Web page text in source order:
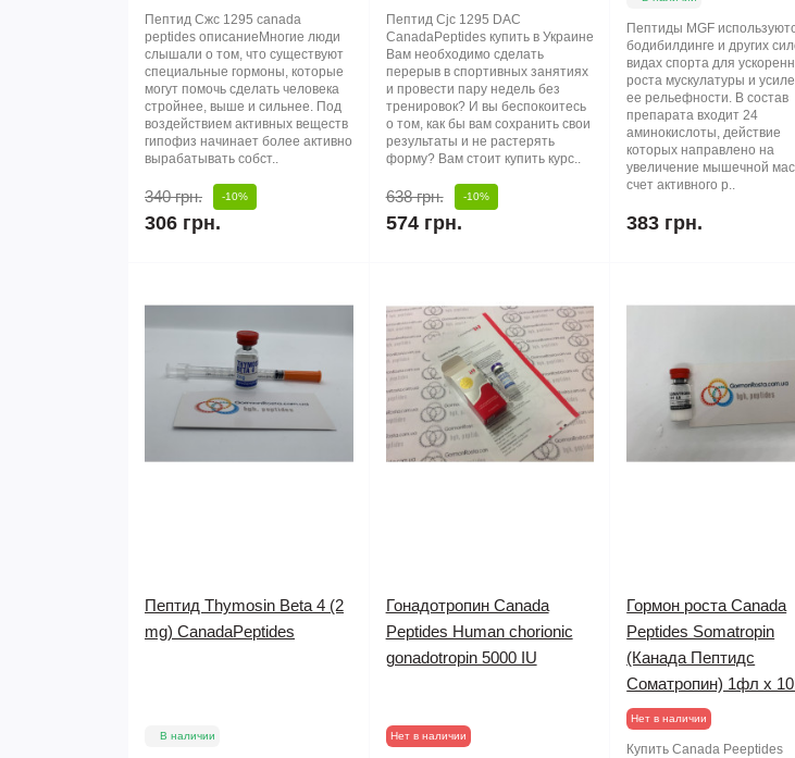
Пептид Сжс 1295 canada
peptides описаниеМногие люди
слышали о том, что существуют
специальные гормоны, которые
могут помочь сделать человека
стройнее, выше и сильнее. Под
воздействием активных веществ
гипофиз начинает более активно
вырабатывать собст..
340 грн. -10%
306 грн.
Пептид Cjc 1295 DAC
CanadaPeptides купить в Украине
Вам необходимо сделать
перерыв в спортивных занятиях
и провести пару недель без
тренировок? И вы беспокоитесь
о том, как бы вам сохранить свои
результаты и не растерять
форму? Вам стоит купить курс..
638 грн. -10%
574 грн.
Пептиды MGF
бодибилдинге и других
видах спорта для
роста мускулатуры и
ее рельефности. В состав
препарата входит 24
аминокислоты, действие
которых направлено на
увеличение мышечной
счет активного р..
383 грн.
Пептид Thymosin Beta 4 (2
mg) CanadaPeptides
В наличии
Гонадотропин Canada
Peptides Human chorionic
gonadotropin 5000 IU
Нет в наличии
Гормон роста Canada
Peptides Somatropin
(Канада Пептидс
Соматропин) 1фл х
Нет в наличии
Купить Canada Peeptides